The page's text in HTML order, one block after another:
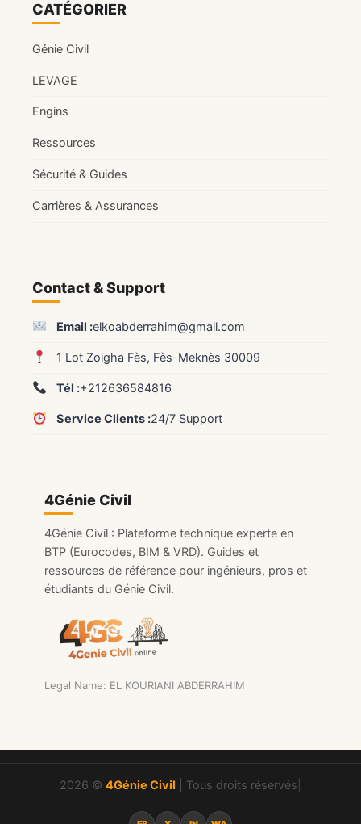
4Génie Civil
4Génie Civil : Plateforme technique experte en
BTP (Eurocodes, BIM & VRD). Guides et
ressources de référence pour ingénieurs, pros et
étudiants du Génie Civil.
Legal Name: EL KOURIANI ABDERRAHIM
Contact & Support
Email :elkoabderrahim@gmail.com
1 Lot Zoigha Fès, Fès-Meknès 30009
Tél :+212636584816
Service Clients :24/7 Support
CATÉGORIER
Génie Civil
LEVAGE
Engins
Ressources
Sécurité & Guides
Carrières & Assurances
2026 © 4Génie Civil | Tous droits réservés